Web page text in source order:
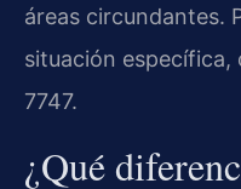
áreas circundantes.
situación
7747.
¿Qué